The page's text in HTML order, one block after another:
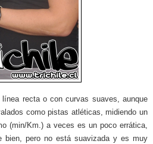
recta o con curvas suaves, aunque
como pistas atléticas, midiendo un
(min/Km.) a veces es un poco errática,
bien, pero no está suavizada y es muy